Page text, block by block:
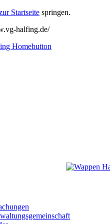
Startseite springen.
halfing.de/